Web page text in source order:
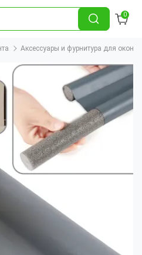
0
Аксессуары и фурнитура для окон и